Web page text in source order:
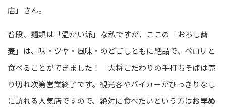
店」さん。
普段、麺類は「温かい派」な私ですが、ここの「おろし蕎
麦」は、味・ツヤ・風味・のどごしともに絶品で、ペロリと
食べることができました！ 大将こだわりの手打ちそばは売
り切れ次第営業終了です。観光客やバイカーがひっきりなし
に訪れる人気店ですので、絶対に食べたいという方はお早め